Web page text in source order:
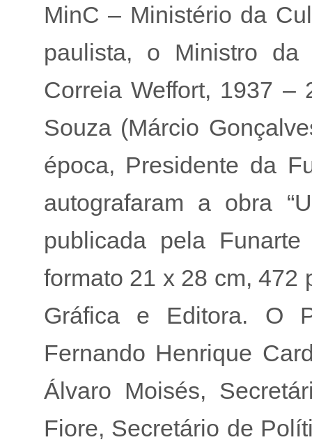
MinC – Ministério da
paulista, o Ministro da
Correia Weffort, 1937 –
Souza (Márcio
época, Presidente da
autografaram a obra
publicada pela
formato 21 x 28 cm, 472
Gráfica e Editora. O
Fernando Henrique
Álvaro Moisés,
Fiore, Secretário de